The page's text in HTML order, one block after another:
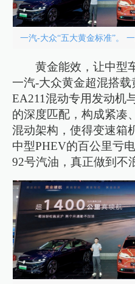
一汽-大众“五大黄金标准”。
黄金能效，让中型
一汽-大众黄金超混搭
EA211混动专用发动机
的深度匹配，构成紧凑
混动架构，使得变速箱
中型PHEV的百公里亏
92号汽油，真正做到不